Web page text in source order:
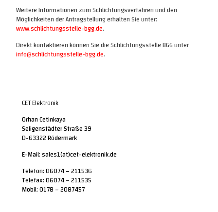
Weitere Informationen zum Schlichtungsverfahren und den
Möglichkeiten der Antragstellung erhalten Sie unter:
www.schlichtungsstelle-bgg.de.
Direkt kontaktieren können Sie die Schlichtungsstelle BGG unter
info@schlichtungsstelle-bgg.de.
CET Elektronik
Orhan Cetinkaya
Seligenstädter Straße 39
D-63322 Rödermark
E-Mail: sales1(at)cet-elektronik.de
Telefon: 06074 – 211536
Telefax: 06074 – 211535
Mobil: 0178 – 2087457